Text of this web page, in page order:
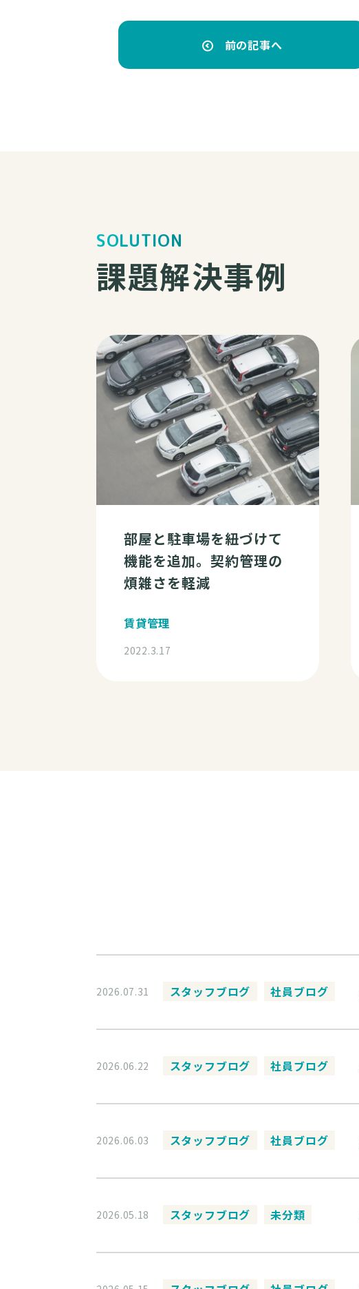
前の記事へ
SOLUTION
課題解決事例
部屋と駐車場を紐づけて
機能を追加。契約管理の
煩雑さを軽減
賃貸管理
2022.3.17
2026.07.31 スタッフブログ 社員ブログ
2026.06.22 スタッフブログ 社員ブログ
2026.06.03 スタッフブログ 社員ブログ
2026.05.18 スタッフブログ 未分類